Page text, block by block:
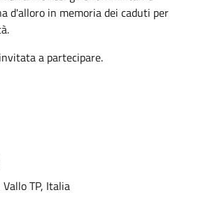
d'alloro in memoria dei caduti per
a partecipare.
TP, Italia